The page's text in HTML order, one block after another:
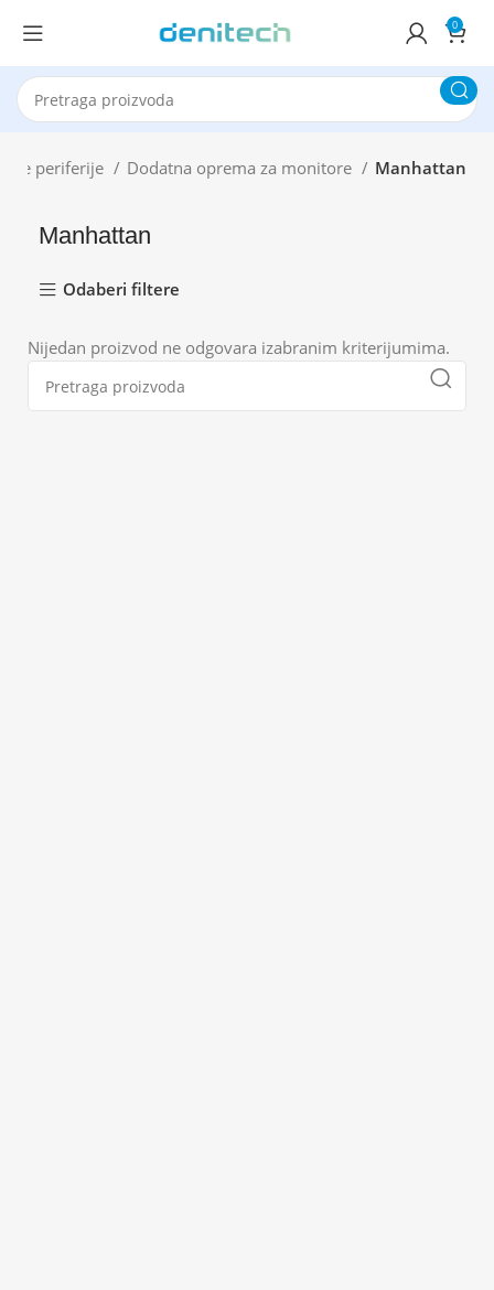
0
periferije Dodatna oprema za monitore Manhattan
Manhattan
Odaberi filtere
Nijedan proizvod ne odgovara izabranim kriterijumima.